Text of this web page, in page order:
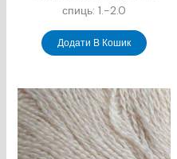
спиць: 1.-2.0
Додати В Кошик